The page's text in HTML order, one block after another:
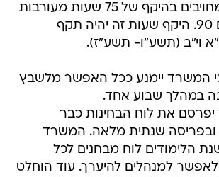
שכבת י"א יהיו מחויבים בהיקף של 75 שעות מעורבות
חברתית במקום 90. היקף שעות זה יהיה תקף
וי"ב (תשע"ו- תשע"ז).
המשרד יימנע ככל האפשר מלשבץ
במהלך שבוע אחד.
את לוח הבחינות כבר
שנתית מלאה. המשרד
הלימודים לוח מבחנים לכל
למנהלים להיערך. עוד הוחלט